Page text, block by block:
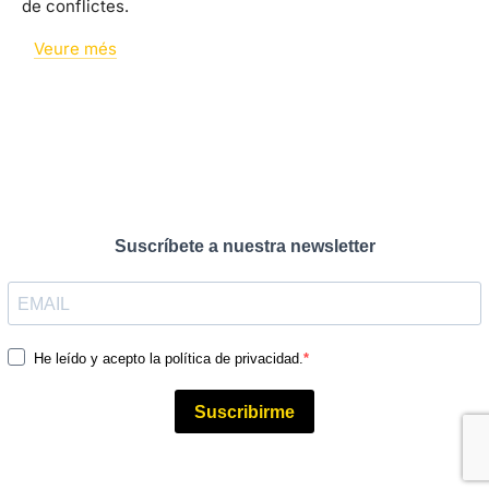
de conflictes.
Veure més